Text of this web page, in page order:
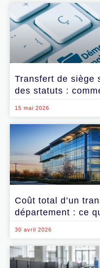
Transfert de siège
des statuts :
15 mai 2026
Coût total d’un
département : ce
30 avril 2026